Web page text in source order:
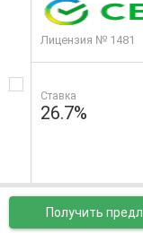
Лицензия № 1481
Ставка
26.7%
Получить